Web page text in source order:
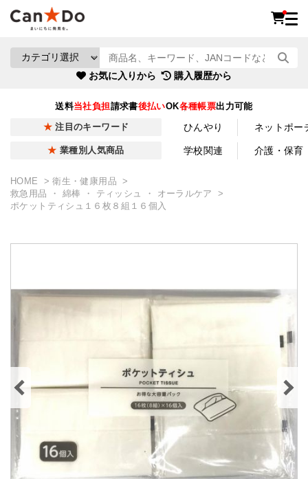
お気に入りから 購入履歴から
送料当社負担請求書後払いOK各種帳票出力可能
注目のキーワード ひんやり ネットポー
業種別人気商品 学校関連 介護・保育
HOME
衛生・健康用品
救急用品 ・ 綿棒 ・ ティッシュ ・ オーラルケア
ポケットティシュ１６枚８組１６個入